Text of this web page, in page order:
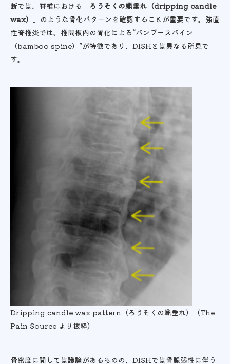
断では、脊椎における「ろうそくの蝋垂れ（dripping candle
wax）
」のような骨化パターンを確認することが重要です。強直
性脊椎炎では、椎間板内の骨化による“バンブースパイン
（bamboo spine）”が特徴であり、DISHとは異なる所見で
す。
Dripping candle wax pattern（ろうそくの蝋垂れ）（The
Pain Source より抜粋）
骨密度に関しては議論があるものの、DISHでは骨脆弱性に伴う